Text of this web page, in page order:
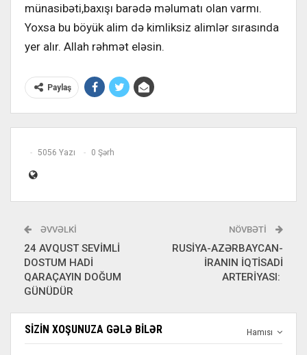
münasibəti,baxışı barədə məlumatı olan varmı.
Yoxsa bu böyük alim də kimliksiz alimlər sırasında
yer alır. Allah rəhmət eləsin.
Paylaş
5056 Yazı 0 Şərh
ƏVVƏLKI
24 AVQUST SEVİMLİ
DOSTUM HADİ
QARAÇAYIN DOĞUM
GÜNÜDÜR
NÖVBƏTI
RUSİYA-AZƏRBAYCAN-
İRANIN İQTİSADİ
ARTERİYASI:
Hamısı
SIZIN XOŞUNUZA GƏLƏ BILƏR